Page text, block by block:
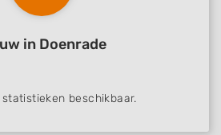
in Doenrade
beschikbaar.